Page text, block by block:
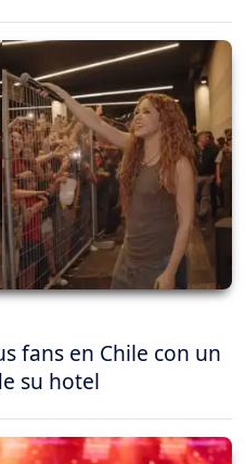
fans en Chile con un
su hotel